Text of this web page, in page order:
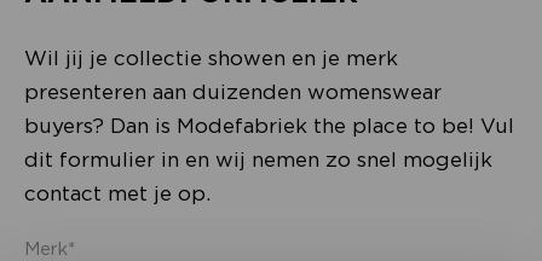
Wil jij je collectie showen en je merk
presenteren aan duizenden womenswear
buyers? Dan is Modefabriek the place to be! Vul
dit formulier in en wij nemen zo snel mogelijk
contact met je op.